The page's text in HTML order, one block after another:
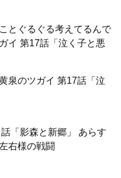
とぐるぐる考えてるんで
イ 第17話「泣く子と悪
泉のツガイ 第17話「泣
「影森と新郷」 あらす
右様の戦闘